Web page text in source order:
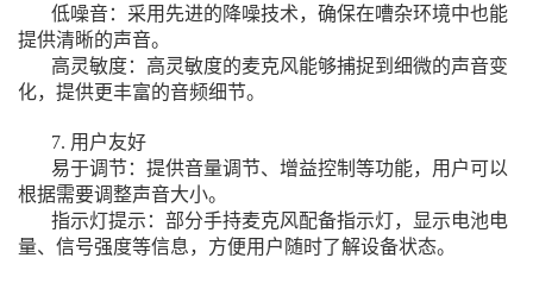
低噪音：采用先进的降噪技术，确保在嘈杂环境中也能
提供清晰的声音。
高灵敏度：高灵敏度的麦克风能够捕捉到细微的声音变
化，提供更丰富的音频细节。
7. 用户友好
易于调节：提供音量调节、增益控制等功能，用户可以
根据需要调整声音大小。
指示灯提示：部分手持麦克风配备指示灯，显示电池电
量、信号强度等信息，方便用户随时了解设备状态。